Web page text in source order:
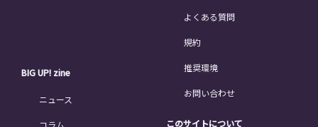
BIG UP! zine
ニュース
コラム
よくある質問
規約
推奨環境
お問い合わせ
このサイトについて